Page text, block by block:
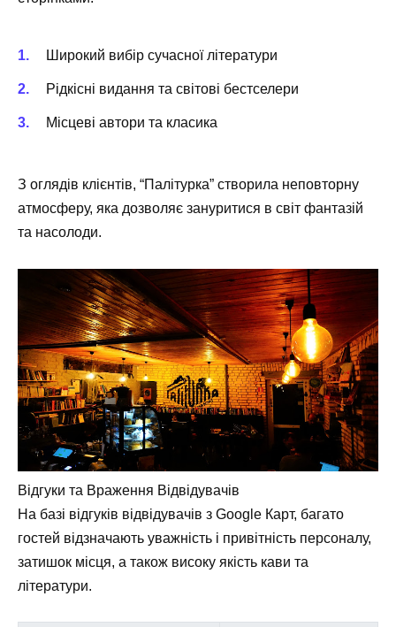
Широкий вибір сучасної літератури
Рідкісні видання та світові бестселери
Місцеві автори та класика
З оглядів клієнтів, “Палітурка” створила неповторну
атмосферу, яка дозволяє зануритися в світ фантазій
та насолоди.
Відгуки та Враження Відвідувачів
На базі відгуків відвідувачів з Google Карт, багато
гостей відзначають уважність і привітність персоналу,
затишок місця, а також високу якість кави та
літератури.